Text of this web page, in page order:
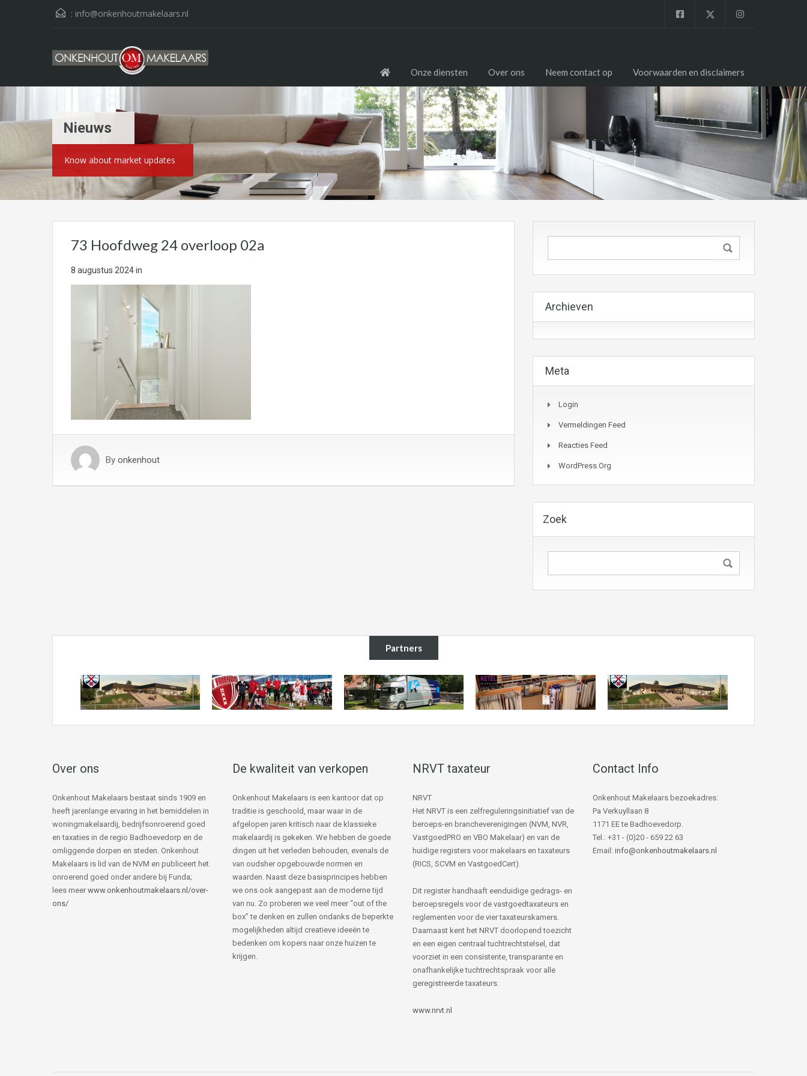
: info@onkenhoutmakelaars.nl
Onze diensten Over ons Neem contact op Voorwaarden en disclaimers
Nieuws
Know about market updates
73 Hoofdweg 24 overloop 02a
8 augustus 2024in
By onkenhout
Archieven
Meta
Login
Vermeldingen Feed
Reacties Feed
WordPress.org
Zoek
Partners
Over ons
Onkenhout Makelaars bestaat sinds 1909 en
heeft jarenlange ervaring in het bemiddelen in
woningmakelaardij, bedrijfsonroerend goed
en taxaties in de regio Badhoevedorp en de
omliggende dorpen en steden. Onkenhout
Makelaars is lid van de NVM en publiceert het
onroerend goed onder andere bij Funda;
lees meer www.onkenhoutmakelaars.nl/over-
ons/
De kwaliteit van verkopen
Onkenhout Makelaars is een kantoor dat op
traditie is geschoold, maar waar in de
afgelopen jaren kritisch naar de klassieke
makelaardij is gekeken. We hebben de goede
dingen uit het verleden behouden, evenals de
van oudsher opgebouwde normen en
waarden. Naast deze basisprincipes hebben
we ons ook aangepast aan de moderne tijd
van nu. Zo proberen we veel meer “out of the
box” te denken en zullen ondanks de beperkte
mogelijkheden altijd creatieve ideeën te
bedenken om kopers naar onze huizen te
krijgen.
NRVT taxateur
NRVT
Het NRVT is een zelfreguleringsinitiatief van de
beroeps-en brancheverenigingen (NVM, NVR,
VastgoedPRO en VBO Makelaar) en van de
huidige registers voor makelaars en taxateurs
(RICS, SCVM en VastgoedCert).
Dit register handhaaft eenduidige gedrags- en
beroepsregels voor de vastgoedtaxateurs en
reglementen voor de vier taxateurskamers.
Daarnaast kent het NRVT doorlopend toezicht
en een eigen centraal tuchtrechtstelsel, dat
voorziet in een consistente, transparante en
onafhankelijke tuchtrechtspraak voor alle
geregistreerde taxateurs.
www.nrvt.nl
Contact Info
Onkenhout Makelaars bezoekadres:
Pa Verkuyllaan 8
1171 EE te Badhoevedorp.
Tel.: +31 - (0)20 - 659 22 63
Email: info@onkenhoutmakelaars.nl